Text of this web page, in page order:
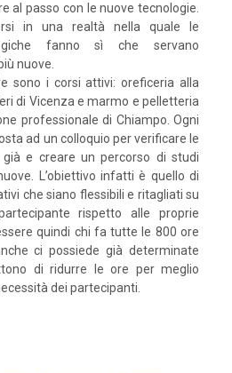
al passo con le nuove tecnologie.
in una realtà nella quale le
fanno sì che servano
nuove.
sono i corsi attivi: oreficeria alla
di Vicenza e marmo e pelletteria
professionale di Chiampo. Ogni
ad un colloquio per verificare le
e creare un percorso di studi
L’obiettivo infatti è quello di
che siano flessibili e ritagliati su
rispetto alle proprie
quindi chi fa tutte le 800 ore
ci possiede già determinate
di ridurre le ore per meglio
dei partecipanti.